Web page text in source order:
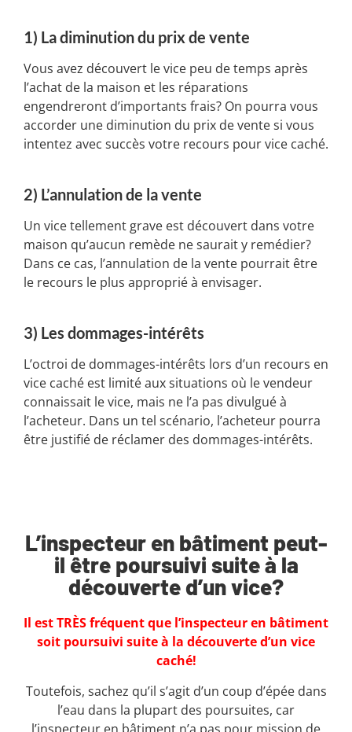
1) La diminution du prix de vente
Vous avez découvert le vice peu de temps après
l’achat de la maison et les réparations
engendreront d’importants frais? On pourra vous
accorder une diminution du prix de vente si vous
intentez avec succès votre recours pour vice caché.
2) L’annulation de la vente
Un vice tellement grave est découvert dans votre
maison qu’aucun remède ne saurait y remédier?
Dans ce cas, l’annulation de la vente pourrait être
le recours le plus approprié à envisager.
3) Les dommages-intérêts
L’octroi de dommages-intérêts lors d’un recours en
vice caché est limité aux situations où le vendeur
connaissait le vice, mais ne l’a pas divulgué à
l’acheteur. Dans un tel scénario, l’acheteur pourra
être justifié de réclamer des dommages-intérêts.
L’inspecteur en bâtiment peut-
il être poursuivi suite à la
découverte d’un vice?
Il est TRÈS fréquent que l’inspecteur en bâtiment
soit poursuivi suite à la découverte d’un vice
caché!
Toutefois, sachez qu’il s’agit d’un coup d’épée dans
l’eau dans la plupart des poursuites, car
l’inspecteur en bâtiment n’a pas pour mission de